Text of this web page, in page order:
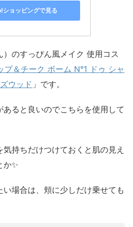
ショッピングで見る
のすっぴん風メイク 使用コス
＆チーク ボーム N°1 ドゥ シャ
ウッド 」です。
ると良いのでこちらを使用して
持ちだけつけておくと肌の見え
✨
場合は、頬に少しだけ乗せても